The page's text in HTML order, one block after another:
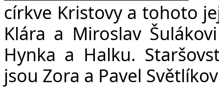
církve Kristovy a tohoto
Klára a Miroslav
Hynka a Halku.
jsou Zora a Pavel